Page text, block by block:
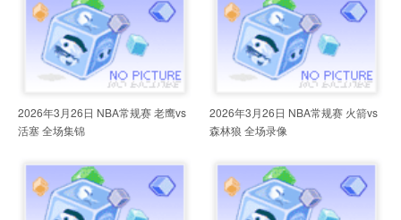
2026年3月26日 NBA常规赛 老鹰vs
活塞 全场集锦
2026年3月26日 NBA常规赛 火箭vs
森林狼 全场录像